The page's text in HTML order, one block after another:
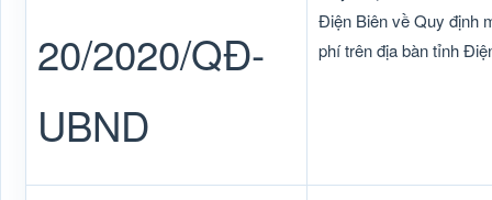
20/2020/QĐ-
UBND
Điện Biên về Quy định
phí trên địa bàn tỉnh